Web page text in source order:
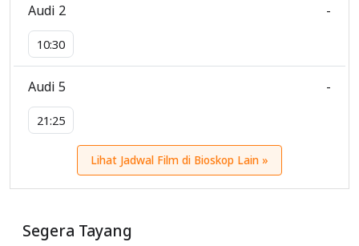
Audi 2
10:30
-
Audi 5
21:25
-
Lihat Jadwal Film di Bioskop Lain »
Segera Tayang